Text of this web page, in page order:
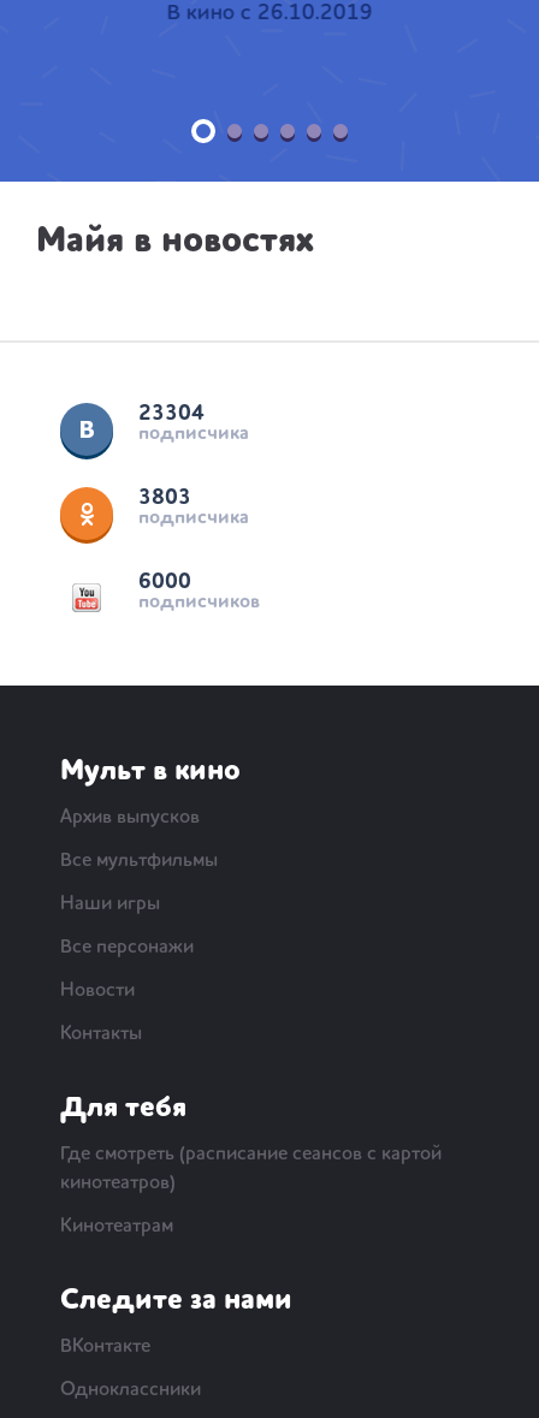
В кино с 26.10.2019
Майя в новостях
23304
подписчика
3803
подписчика
6000
подписчиков
Мульт в кино
Архив выпусков
Все мультфильмы
Наши игры
Все персонажи
Новости
Контакты
Для тебя
Где смотреть (расписание сеансов с картой
кинотеатров)
Кинотеатрам
Следите за нами
ВКонтакте
Одноклассники